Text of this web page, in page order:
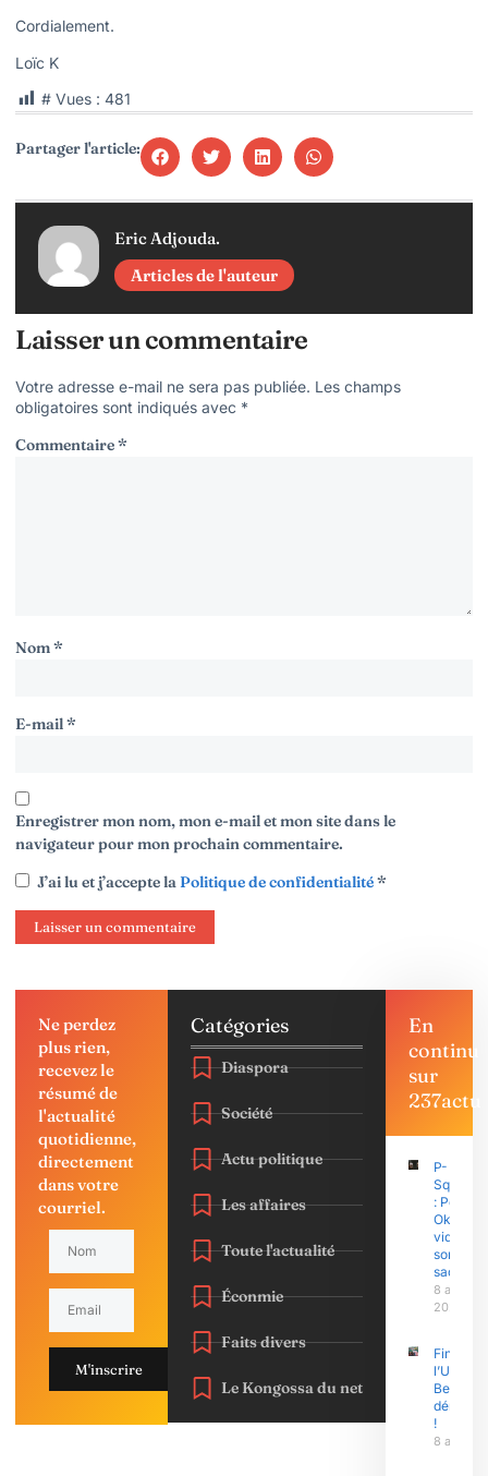
Cordialement.
Loïc K
# Vues : 481
Partager l'article:
Eric Adjouda.
Articles de l'auteur
Laisser un commentaire
Votre adresse e-mail ne sera pas publiée. Les champs
obligatoires sont indiqués avec *
Commentaire*
Nom*
E-mail*
Enregistrer mon nom, mon e-mail et mon site dans le
navigateur pour mon prochain commentaire.
J’ai lu et j’accepte laPolitique de confidentialité*
Ne perdez
plus rien,
recevez le
résumé de
l'actualité
quotidienne,
directement
dans votre
courriel.
M'inscrire
Catégories
Diaspora
Société
Actu politique
Les affaires
Toute l'actualité
Éconmie
Faits divers
Le Kongossa du net
En
continu
sur
237actu
P-
Square
: Peter
Okoye
vide
son
sac
8 août
2026
Finasu
Bertoua
!
8 août